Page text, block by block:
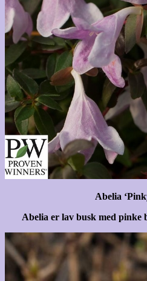
Abelia
Abelia er lav busk med pinke